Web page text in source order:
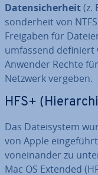
Da­ten­si­cher­heit(z.
son­der­heit von
Freigaben für
umfassend definiert
Anwender Rechte
Netzwerk vergeben.
HFS+
Das Da­tei­sys­tem
von Apple
von­ein­an­der zu
Mac OS Extended